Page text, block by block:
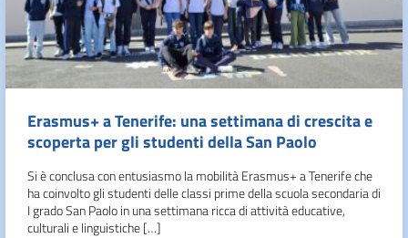
Erasmus+ a Tenerife: una settimana di crescita e
scoperta per gli studenti della San Paolo
Si è conclusa con entusiasmo la mobilità Erasmus+ a Tenerife che
ha coinvolto gli studenti delle classi prime della scuola secondaria di
I grado San Paolo in una settimana ricca di attività educative,
culturali e linguistiche […]